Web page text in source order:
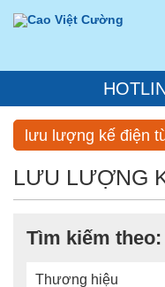
lưu lượng kế điện
LƯU LƯỢNG
Tìm kiếm theo:
Thương hiệu